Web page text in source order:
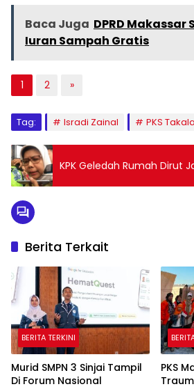
Baca Juga DPRD Makassar
Iuran Sampah Gratis
1 2 »
Tag: Isradi Zainal PKS
KPK Geledah Rumah Dirut
Berita Terkait
BERITA TERKINI
Murid SMPN 3 Sinjai Tampil
Di Forum Nasional
PKS